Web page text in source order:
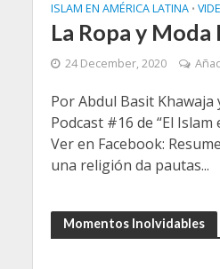
ISLAM EN AMÉRICA LATINA •
La Ropa y Moda
24 December, 2020
Por Abdul Basit Khawaja
Podcast #16 de “El Islam
Ver en Facebook:
una religión da pautas...
Momentos Inolvidables